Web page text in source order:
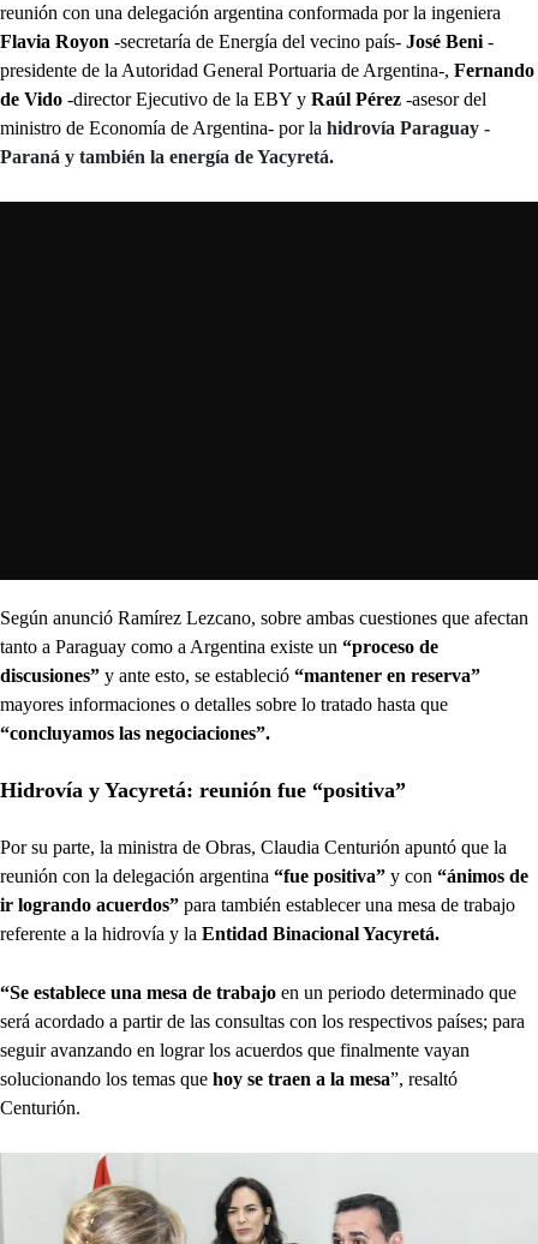
reunión con una delegación argentina conformada por la ingeniera
Flavia Royon -secretaría de Energía del vecino país- José Beni -
presidente de la Autoridad General Portuaria de Argentina-, Fernando
de Vido -director Ejecutivo de la EBY y Raúl Pérez -asesor del
ministro de Economía de Argentina- por la hidrovía Paraguay -
Paraná y también la energía de Yacyretá.
Según anunció Ramírez Lezcano, sobre ambas cuestiones que afectan
tanto a Paraguay como a Argentina existe un “proceso de
discusiones” y ante esto, se estableció “mantener en reserva”
mayores informaciones o detalles sobre lo tratado hasta que
“concluyamos las negociaciones”.
Hidrovía y Yacyretá: reunión fue “positiva”
Por su parte, la ministra de Obras, Claudia Centurión apuntó que la
reunión con la delegación argentina “fue positiva” y con “ánimos de
ir logrando acuerdos” para también establecer una mesa de trabajo
referente a la hidrovía y la Entidad Binacional Yacyretá.
“Se establece una mesa de trabajo en un periodo determinado que
será acordado a partir de las consultas con los respectivos países; para
seguir avanzando en lograr los acuerdos que finalmente vayan
solucionando los temas que hoy se traen a la mesa”, resaltó
Centurión.